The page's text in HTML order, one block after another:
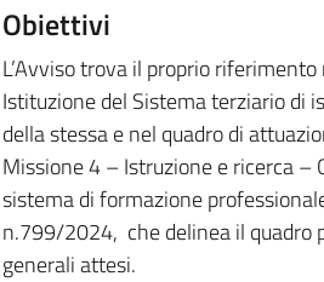
Descrizione
Obiettivi
L’Avviso trova il proprio
Istituzione del Sistema terziario di
della stessa e nel quadro di
Missione 4 – Istruzione e ricerca
sistema di formazione
n.799/2024, che delinea il quadro
generali attesi.